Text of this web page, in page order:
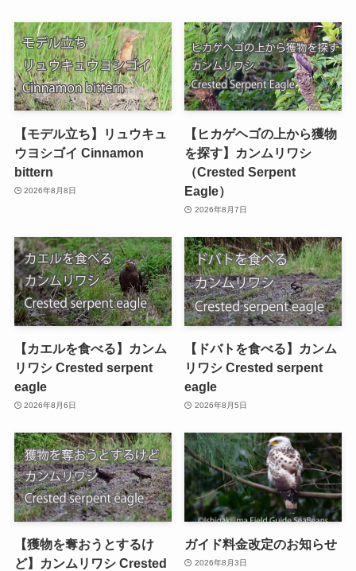
【モデル立ち】リュウキュ
ウヨシゴイ Cinnamon
bittern
2026年8月8日
【ヒカゲヘゴの上から獲物
を探す】カンムリワシ
（Crested Serpent
Eagle）
2026年8月7日
【カエルを食べる】カンム
リワシ Crested serpent
eagle
2026年8月6日
【ドバトを食べる】カンム
リワシ Crested serpent
eagle
2026年8月5日
【獲物を奪おうとするけ
ど】カンムリワシ Crested
ガイド料金改定のお知らせ
2026年8月3日